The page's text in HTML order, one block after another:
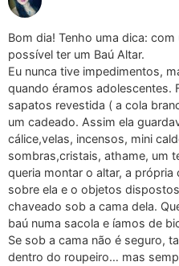
Bom dia! Tenho uma dica:
possível ter um Baú Altar.
Eu nunca tive impedimentos,
quando éramos adolescentes.
sapatos revestida ( a cola
um cadeado. Assim ela
cálice,velas, incensos, mini
sombras,cristais, athame, um
queria montar o altar, a própria
sobre ela e o objetos
chaveado sob a cama dela.
baú numa sacola e íamos de
Se sob a cama não é seguro,
dentro do roupeiro… mas